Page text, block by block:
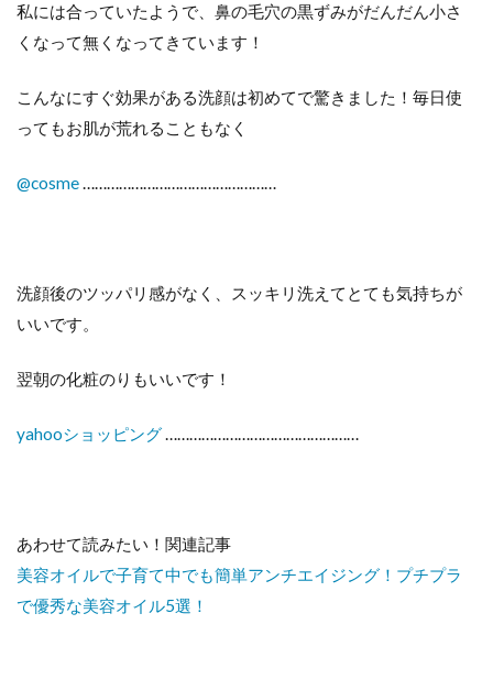
私には合っていたようで、鼻の毛穴の黒ずみがだんだん小さ
くなって無くなってきています！
こんなにすぐ効果がある洗顔は初めてで驚きました！毎日使
ってもお肌が荒れることもなく
@cosme…………………………………………
洗顔後のツッパリ感がなく、スッキリ洗えてとても気持ちが
いいです。
翌朝の化粧のりもいいです！
yahooショッピング…………………………………………
あわせて読みたい！関連記事
美容オイルで子育て中でも簡単アンチエイジング！プチプラ
で優秀な美容オイル5選！